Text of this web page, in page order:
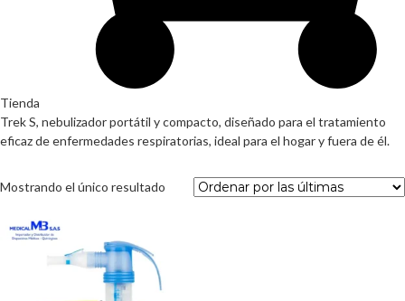
Tienda
Trek S, nebulizador portátil y compacto, diseñado para el tratamiento
eficaz de enfermedades respiratorias, ideal para el hogar y fuera de él.
Mostrando el único resultado